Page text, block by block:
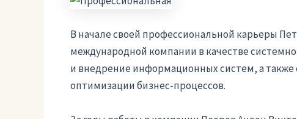
В начале своей профессиональной карьеры
международной компании в качестве
и внедрение информационных систем, а
оптимизации бизнес-процессов.